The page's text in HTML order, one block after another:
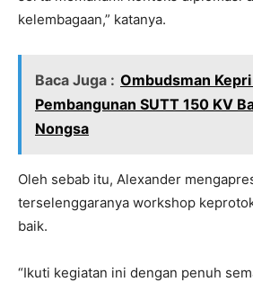
kelembagaan,” katanya.
Baca Juga : Ombudsman
Pembangunan SUTT 150 KV
Nongsa
Oleh sebab itu, Alexander
terselenggaranya workshop
baik.
“Ikuti kegiatan ini dengan penuh